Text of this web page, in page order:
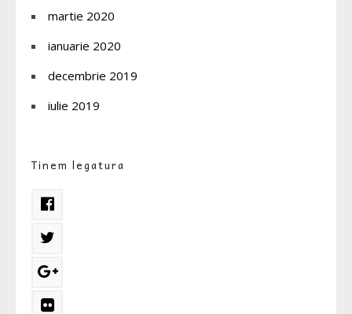
martie 2020
ianuarie 2020
decembrie 2019
iulie 2019
Tinem legatura